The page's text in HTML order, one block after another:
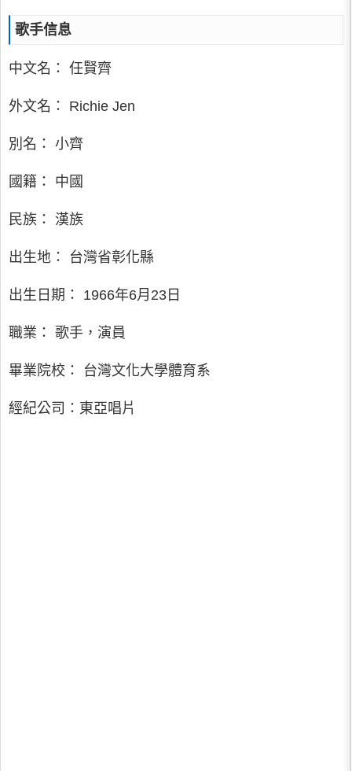
歌手信息
中文名： 任賢齊
外文名： Richie Jen
別名： 小齊
國籍： 中國
民族： 漢族
出生地： 台灣省彰化縣
出生日期： 1966年6月23日
職業： 歌手，演員
畢業院校： 台灣文化大學體育系
經紀公司：東亞唱片